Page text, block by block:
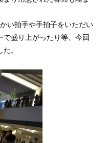
い拍手や手拍子をいただい
で盛り上がったり等、今回
。